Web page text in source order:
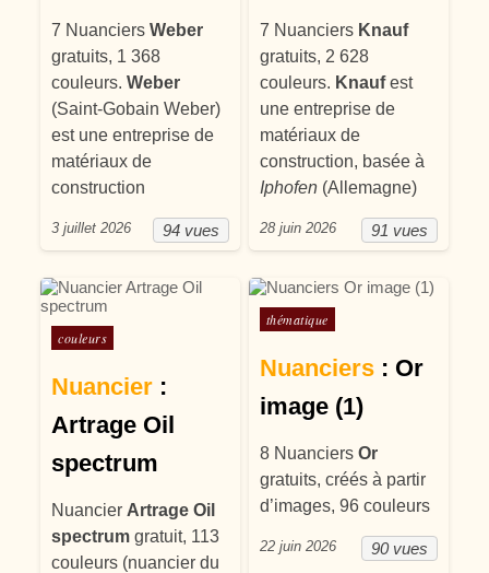
7 NuanciersWeber
gratuits, 1 368
couleurs.Weber
(Saint-Gobain Weber)
est une entreprise de
matériaux de
construction
94 vues
3 juillet 2026
7 Nuanciers Knauf
gratuits, 2 628
couleurs. Knaufest
une entreprise de
matériaux de
construction, basée à
Iphofen(Allemagne)
91 vues
28 juin 2026
Posté dans
couleurs
Nuancier :
Artrage Oil
spectrum
Nuancier Artrage Oil
spectrum gratuit, 113
couleurs (nuancier du
Posté dans
thématique
Nuanciers: Or
image (1)
8 Nuanciers Or
gratuits, créés à partir
d’images, 96 couleurs
90 vues
22 juin 2026